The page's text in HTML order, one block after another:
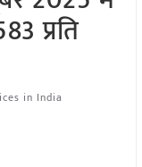
प्रति
in India